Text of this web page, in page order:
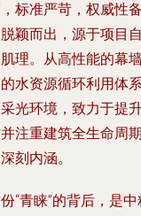
标准严苛，权威性
颖而出，源于项目
理。从高性能的幕
水资源循环利用体
光环境，致力于提
注重建筑全生命周
刻内涵。
“青睐”的背后，是